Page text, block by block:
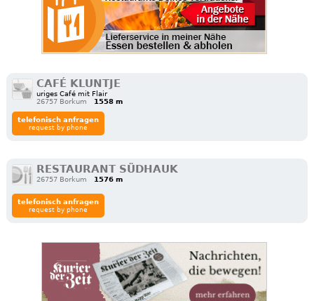
CAFÉ KLUNTJE
uriges Café mit Flair
26757 Borkum
1558 m
telefonisch anfragen
request by phone
RESTAURANT SÜDHAUK
26757 Borkum 1576 m
telefonisch anfragen
request by phone